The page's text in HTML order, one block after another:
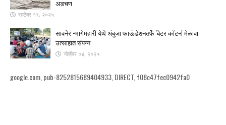
अडचण
सप्टेंबर १९, २०२५
सावनेर -भागेमहारी येथे अंबुजा फाऊंडेशनतर्फे 'बेटर कॉटन' मेळावा
उत्साहात संपन्न
नोव्हेंबर ०४, २०२५
google.com, pub-8252815689404933, DIRECT, f08c47fec0942fa0